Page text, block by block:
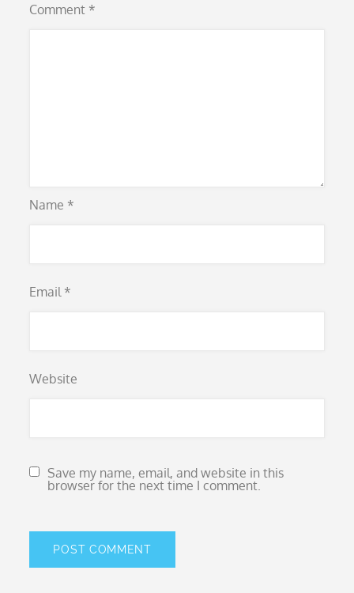
Comment *
Name *
Email *
Website
Save my name, email, and website in this
browser for the next time I comment.